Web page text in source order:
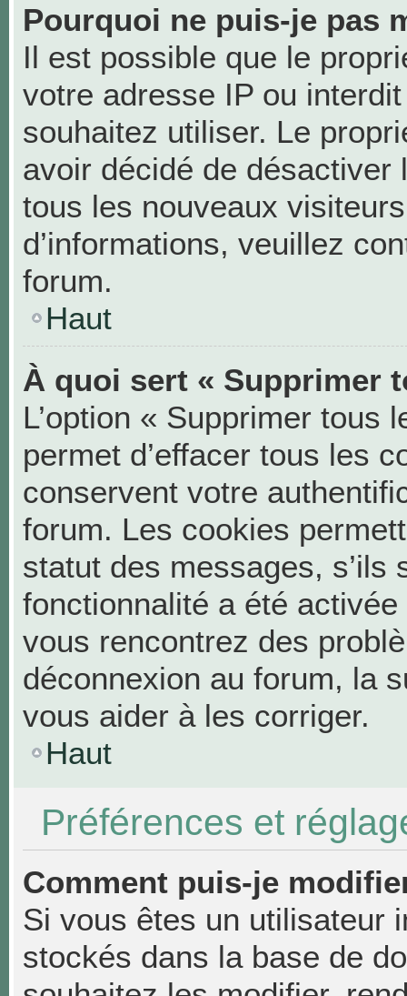
Pourquoi ne puis-je pas
Il est possible que le
votre adresse IP ou
souhaitez utiliser. Le
avoir décidé de désactiver
tous les nouveaux
d’informations, veuillez
forum.
Haut
À quoi sert « Supprimer
L’option « Supprimer tous
permet d’effacer tous les
conservent votre
forum. Les cookies
statut des messages,
fonctionnalité a été
vous rencontrez des
déconnexion au forum, la
vous aider à les corriger.
Haut
Préférences et
Comment puis-je
Si vous êtes un utilisateur
stockés dans la base de